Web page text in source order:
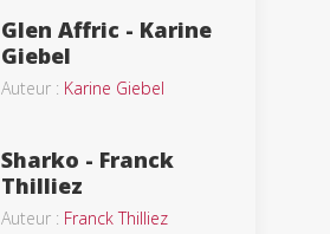
Glen Affric - Karine
Giebel
Auteur : Karine Giebel
Sharko - Franck
Thilliez
Auteur : Franck Thilliez